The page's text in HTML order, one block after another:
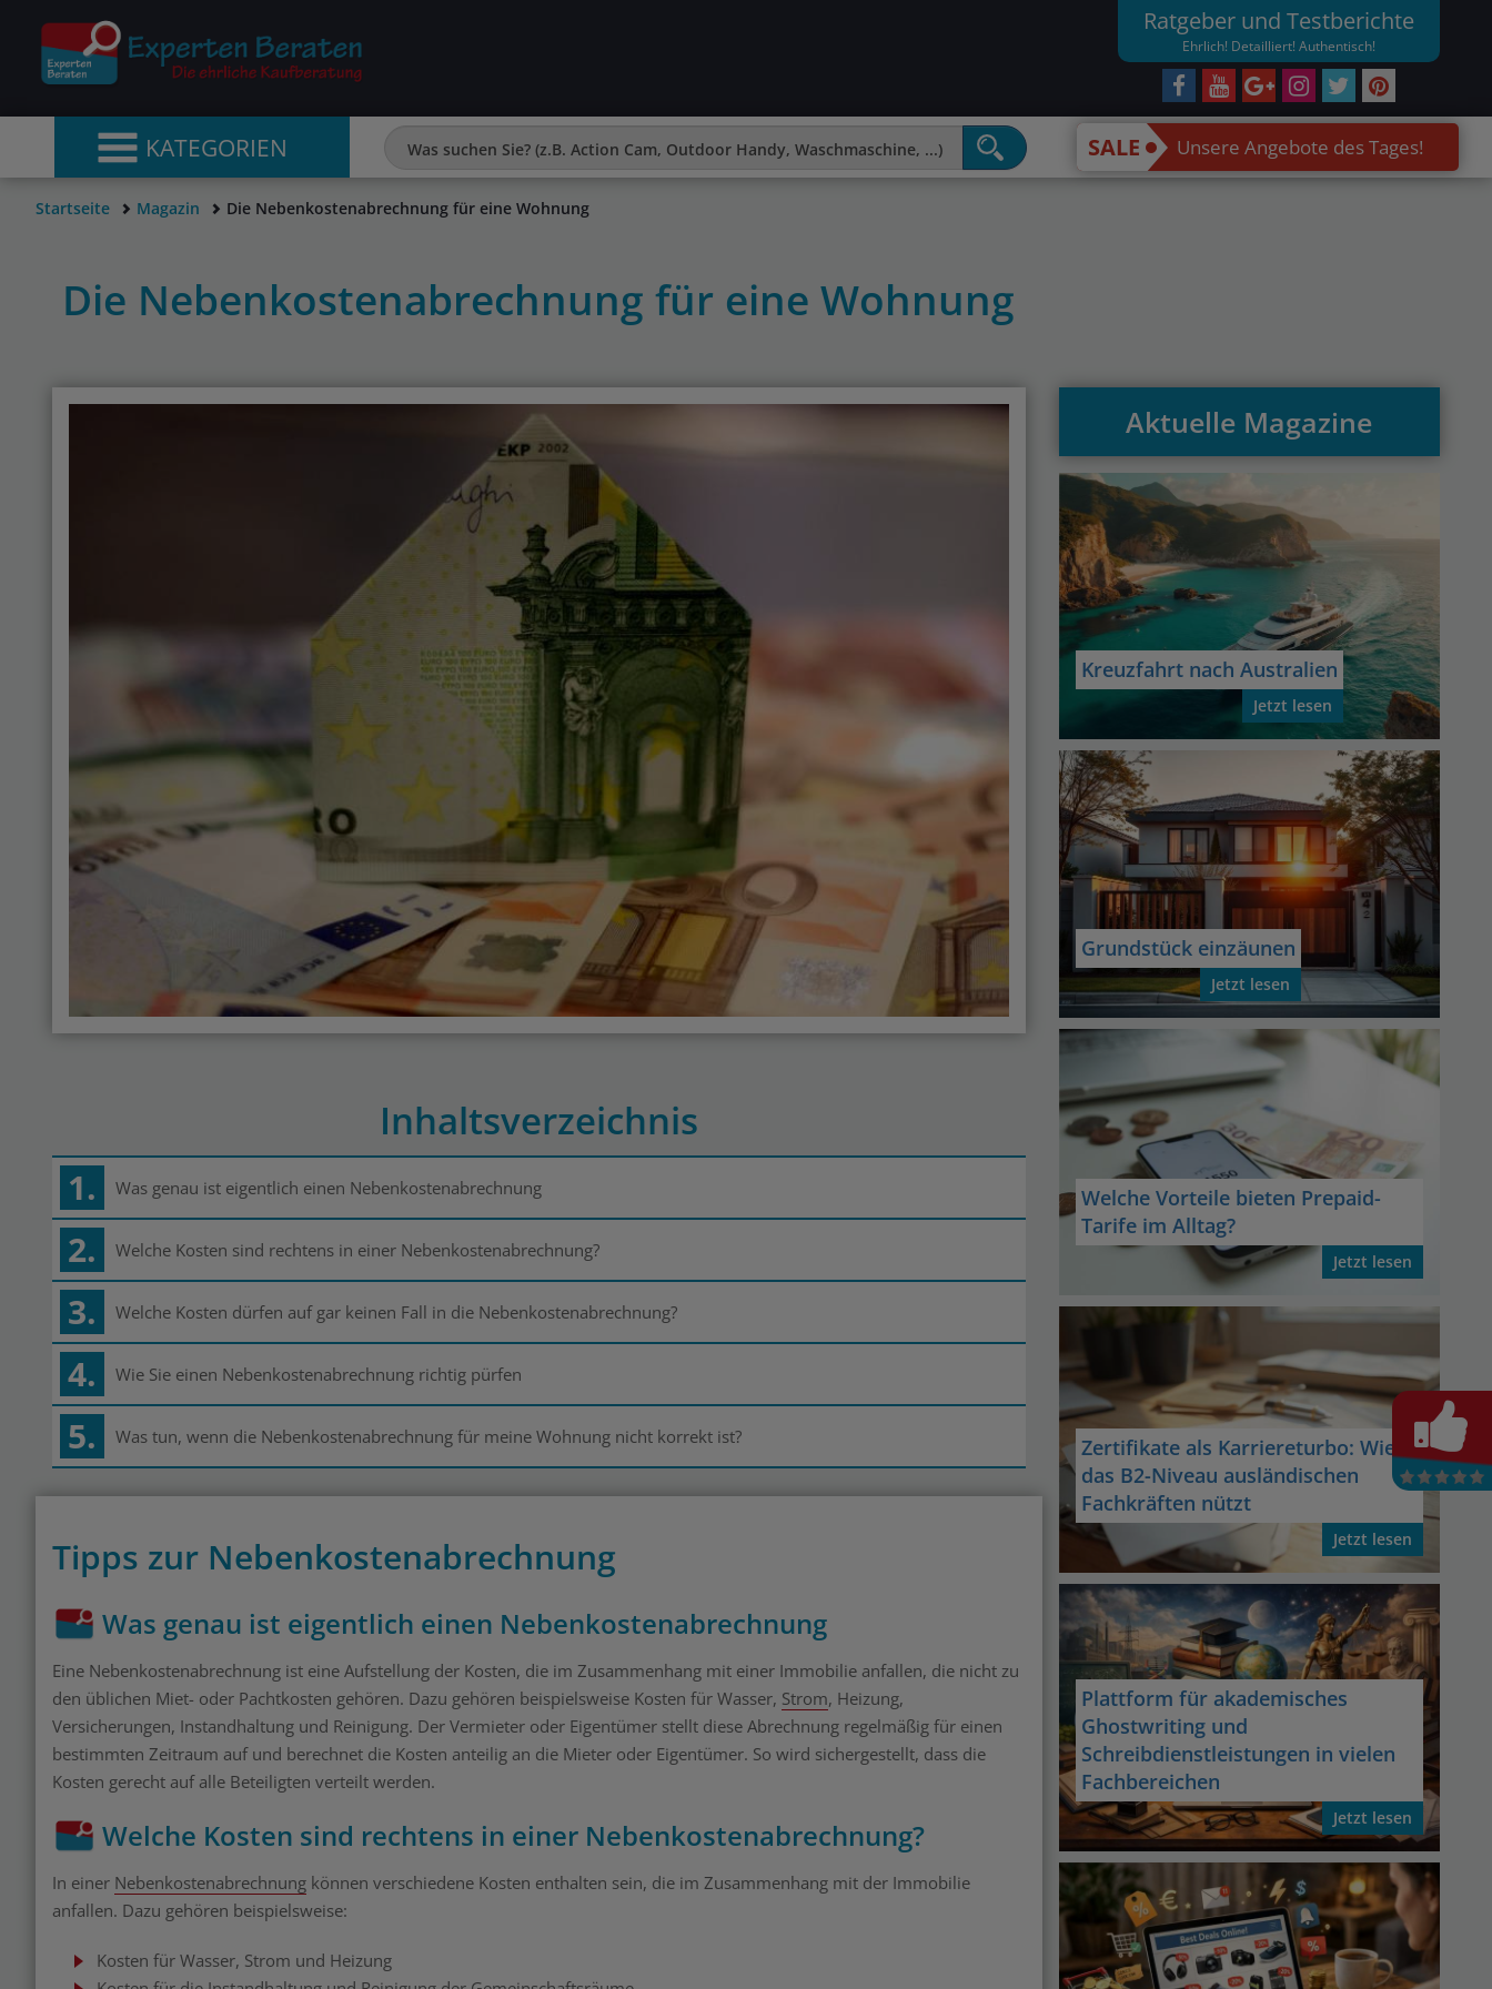
Ratgeber und Testberichte
Ehrlich! Detailliert! Authentisch!
KATEGORIEN SALE Unsere Angebote des Tages!
Startseite Magazin Die Nebenkostenabrechnung für eine Wohnung
Die Nebenkostenabrechnung für eine Wohnung
Inhaltsverzeichnis
1. Was genau ist eigentlich einen Nebenkostenabrechnung
2. Welche Kosten sind rechtens in einer Nebenkostenabrechnung?
3. Welche Kosten dürfen auf gar keinen Fall in die Nebenkostenabrechnung?
4. Wie Sie einen Nebenkostenabrechnung richtig pürfen
5. Was tun, wenn die Nebenkostenabrechnung für meine Wohnung nicht korrekt ist?
Tipps zur Nebenkostenabrechnung
Was genau ist eigentlich einen Nebenkostenabrechnung
Eine Nebenkostenabrechnung ist eine Aufstellung der Kosten, die im Zusammenhang mit einer Immobilie anfallen, die nicht zu
den üblichen Miet- oder Pachtkosten gehören. Dazu gehören beispielsweise Kosten für Wasser, Strom, Heizung,
Versicherungen, Instandhaltung und Reinigung. Der Vermieter oder Eigentümer stellt diese Abrechnung regelmäßig für einen
bestimmten Zeitraum auf und berechnet die Kosten anteilig an die Mieter oder Eigentümer. So wird sichergestellt, dass die
Kosten gerecht auf alle Beteiligten verteilt werden.
Welche Kosten sind rechtens in einer Nebenkostenabrechnung?
In einer Nebenkostenabrechnung können verschiedene Kosten enthalten sein, die im Zusammenhang mit der Immobilie
anfallen. Dazu gehören beispielsweise:
Kosten für Wasser, Strom und Heizung
Aktuelle Magazine
Kreuzfahrt nach Australien
Jetzt lesen
Grundstück einzäunen
Jetzt lesen
Welche Vorteile bieten Prepaid-
Tarife im Alltag?
Jetzt lesen
Zertifikate als Karriereturbo: Wie
das B2-Niveau ausländischen
Fachkräften nützt
Jetzt lesen
Plattform für akademisches
Ghostwriting und
Schreibdienstleistungen in vielen
Fachbereichen
Jetzt lesen